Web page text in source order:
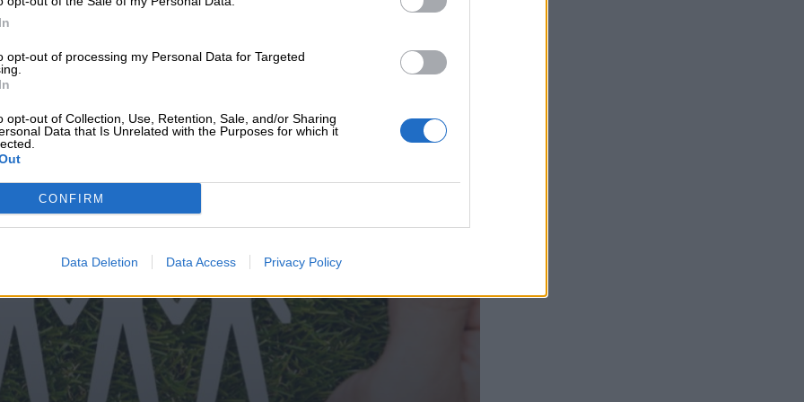
opt-out of processing my Personal Data for Targeted
opt-out of Collection, Use, Retention, Sale, and/or Sharing
Data that Is Unrelated with the Purposes for which it
CONFIRM
Data Deletion Data Access Privacy Policy
05.08.2026 - 12:11
ροή